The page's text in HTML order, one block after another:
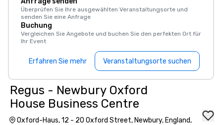
Überprüfen Sie Ihre ausgewählten Veranstaltungsorte und
senden Sie eine Anfrage
Buchung
Vergleichen Sie Angebote und buchen Sie den perfekten Ort für
Ihr Event
Erfahren Sie mehr Veranstaltungsorte suchen
Regus - Newbury Oxford
House Business Centre
Oxford-Haus, 12 - 20 Oxford Street, Newbury, England,